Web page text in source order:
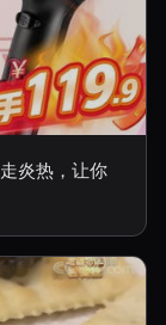
炎热，让你